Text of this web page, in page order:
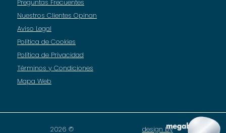
Preguntas Frecuentes
Nuestros Clientes Opinan
Aviso Legal
Política de Cookies
Política de Privacidad
Términos y Condiciones
Mapa Web
2026 © design by